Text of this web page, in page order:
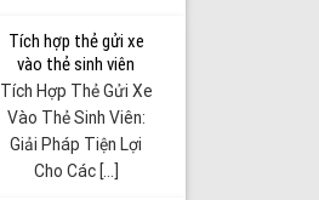
Tích hợp thẻ gửi xe
vào thẻ sinh viên
Tích Hợp Thẻ Gửi Xe
Vào Thẻ Sinh Viên:
Giải Pháp Tiện Lợi
Cho Các [...]